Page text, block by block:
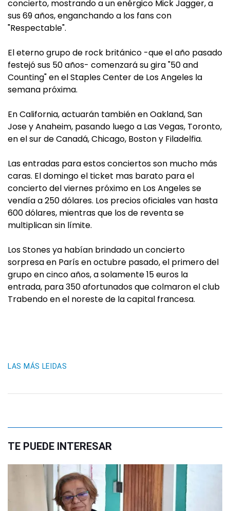
concierto, mostrando a un enérgico Mick Jagger, a
sus 69 años, enganchando a los fans con
"Respectable".
El eterno grupo de rock británico -que el año pasado
festejó sus 50 años- comenzará su gira "50 and
Counting" en el Staples Center de Los Angeles la
semana próxima.
En California, actuarán también en Oakland, San
Jose y Anaheim, pasando luego a Las Vegas, Toronto,
en el sur de Canadá, Chicago, Boston y Filadelfia.
Las entradas para estos conciertos son mucho más
caras. El domingo el ticket mas barato para el
concierto del viernes próximo en Los Angeles se
vendía a 250 dólares. Los precios oficiales van hasta
600 dólares, mientras que los de reventa se
multiplican sin límite.
Los Stones ya habían brindado un concierto
sorpresa en París en octubre pasado, el primero del
grupo en cinco años, a solamente 15 euros la
entrada, para 350 afortunados que colmaron el club
Trabendo en el noreste de la capital francesa.
LAS MÁS LEIDAS
TE PUEDE INTERESAR